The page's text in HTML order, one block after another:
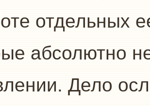
отдельных
абсолютно
Дело